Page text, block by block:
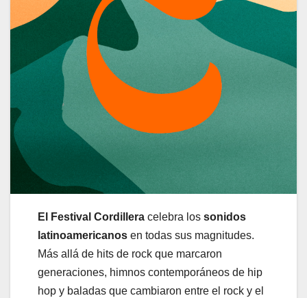
El Festival Cordillera celebra los sonidos
latinoamericanos en todas sus magnitudes.
Más allá de hits de rock que marcaron
generaciones, himnos contemporáneos de hip
hop y baladas que cambiaron entre el rock y el